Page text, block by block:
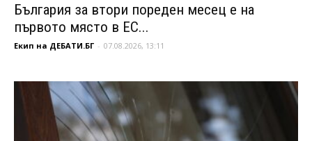
България за втори пореден месец е на
първото място в ЕС...
Екип на ДЕБАТИ.БГ - 07.08.2026, 13:11